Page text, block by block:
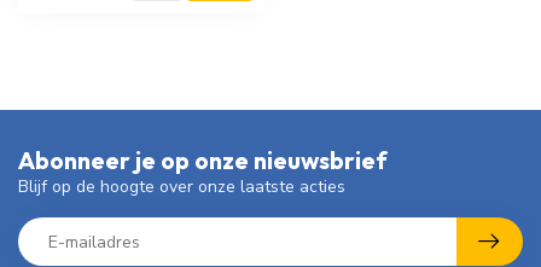
Abonneer je op onze nieuwsbrief
Blijf op de hoogte over onze laatste acties